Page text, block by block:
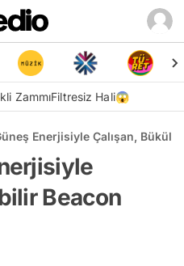
ZammıFiltresiz Hali😱
Enerjisiyle Çalışan,
Beacon